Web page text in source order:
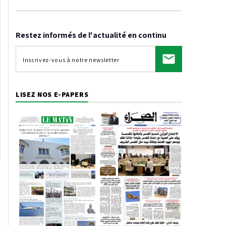
Restez informés de l'actualité en continu
LISEZ NOS E-PAPERS